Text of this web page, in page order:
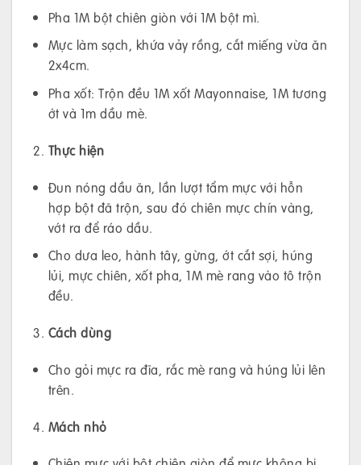
Pha 1M bột chiên giòn với 1M bột mì.
Mực làm sạch, khứa vảy rồng, cắt miếng vừa ăn
2x4cm.
Pha xốt: Trộn đều 1M xốt Mayonnaise, 1M tương
ớt và 1m dầu mè.
Thực hiện
Đun nóng dầu ăn, lần lượt tẩm mực với hỗn
hợp bột đã trộn, sau đó chiên mực chín vàng,
vớt ra để ráo dầu.
Cho dưa leo, hành tây, gừng, ớt cắt sợi, húng
lủi, mực chiên, xốt pha, 1M mè rang vào tô trộn
đều.
Cách dùng
Cho gỏi mực ra đĩa, rắc mè rang và húng lủi lên
trên.
Mách nhỏ